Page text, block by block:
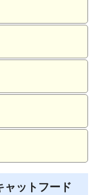
ャットフード